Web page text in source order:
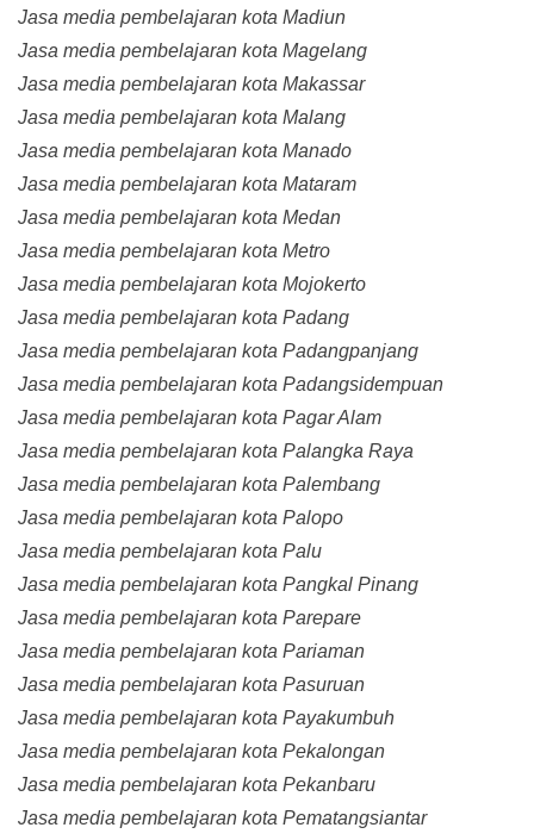
Jasa media pembelajaran kota Madiun
Jasa media pembelajaran kota Magelang
Jasa media pembelajaran kota Makassar
Jasa media pembelajaran kota Malang
Jasa media pembelajaran kota Manado
Jasa media pembelajaran kota Mataram
Jasa media pembelajaran kota Medan
Jasa media pembelajaran kota Metro
Jasa media pembelajaran kota Mojokerto
Jasa media pembelajaran kota Padang
Jasa media pembelajaran kota Padangpanjang
Jasa media pembelajaran kota Padangsidempuan
Jasa media pembelajaran kota Pagar Alam
Jasa media pembelajaran kota Palangka Raya
Jasa media pembelajaran kota Palembang
Jasa media pembelajaran kota Palopo
Jasa media pembelajaran kota Palu
Jasa media pembelajaran kota Pangkal Pinang
Jasa media pembelajaran kota Parepare
Jasa media pembelajaran kota Pariaman
Jasa media pembelajaran kota Pasuruan
Jasa media pembelajaran kota Payakumbuh
Jasa media pembelajaran kota Pekalongan
Jasa media pembelajaran kota Pekanbaru
Jasa media pembelajaran kota Pematangsiantar